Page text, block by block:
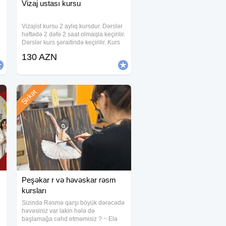
Vizaj ustası kursu
Vizajist kursu 2 aylıq kursdur. Dərslər
həftədə 2 dəfə 2 saat olmaqla keçirilir.
Dərslər kurs şəraitində keçirilir. Kurs
Üz quruluşuna uyğun makiyajın
130 AZN
Peşəkar r və həvəskar rəsm
kursları
Sizində Rəsmə qarşı böyük dərəcədə
həvəsiniz var lakin hələ də
başlamağa cəhd etməmisiz ? ~ Elə
Şirkət